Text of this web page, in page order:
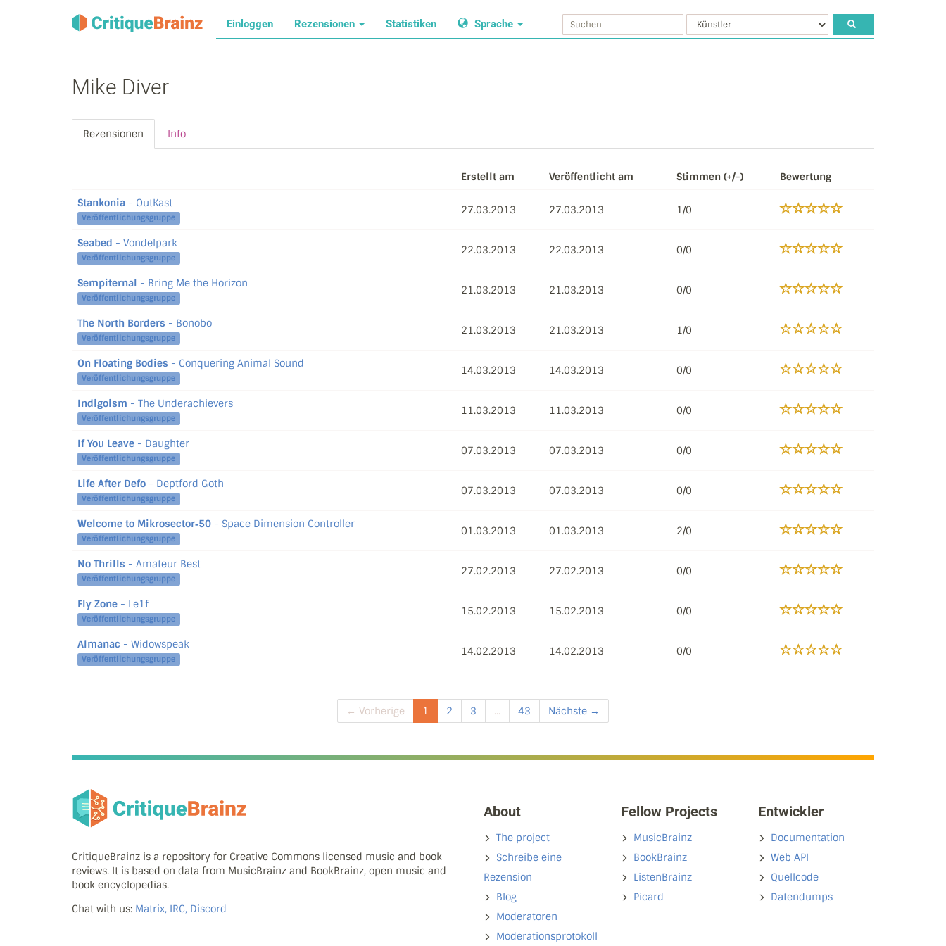
Einloggen Rezensionen Statistiken Sprache
Mike Diver
Rezensionen Info
Erstellt am Veröffentlicht am Stimmen (+/-) Bewertung
Stankonia - OutKast
Veröffentlichungsgruppe
27.03.2013 27.03.2013 1/0
Seabed - Vondelpark
Veröffentlichungsgruppe
22.03.2013 22.03.2013 0/0
Sempiternal - Bring Me the Horizon
Veröffentlichungsgruppe
21.03.2013 21.03.2013 0/0
The North Borders - Bonobo
Veröffentlichungsgruppe
21.03.2013 21.03.2013 1/0
On Floating Bodies - Conquering Animal Sound
Veröffentlichungsgruppe
14.03.2013 14.03.2013 0/0
Indigoism - The Underachievers
Veröffentlichungsgruppe
11.03.2013 11.03.2013 0/0
If You Leave - Daughter
Veröffentlichungsgruppe
07.03.2013 07.03.2013 0/0
Life After Defo - Deptford Goth
Veröffentlichungsgruppe
07.03.2013 07.03.2013 0/0
Welcome to Mikrosector‐50 - Space Dimension Controller
Veröffentlichungsgruppe
01.03.2013 01.03.2013 2/0
No Thrills - Amateur Best
Veröffentlichungsgruppe
27.02.2013 27.02.2013 0/0
Fly Zone - Le1f
Veröffentlichungsgruppe
15.02.2013 15.02.2013 0/0
Almanac - Widowspeak
Veröffentlichungsgruppe
14.02.2013 14.02.2013 0/0
← Vorherige 1 2 3 ... 43 Nächste →
CritiqueBrainz is a repository for Creative Commons licensed music and book
reviews. It is based on data from MusicBrainz and BookBrainz, open music and
book encyclopedias.
Chat with us: Matrix, IRC, Discord
About
The project
Schreibe eine
Rezension
Blog
Moderatoren
Moderationsprotokoll
Fellow Projects
MusicBrainz
BookBrainz
ListenBrainz
Picard
Entwickler
Documentation
Web API
Quellcode
Datendumps